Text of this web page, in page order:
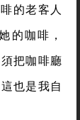
的老客人
的咖啡，
把咖啡廳
也是我自